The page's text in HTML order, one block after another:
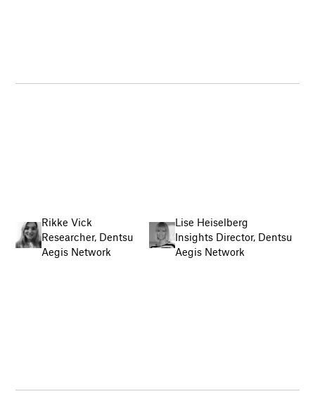
Rikke Vick
Researcher, Dentsu
Aegis Network
Lise Heiselberg
Insights Director, Dentsu
Aegis Network